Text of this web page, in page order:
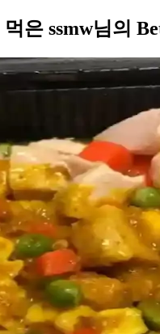
은 ssmw님의